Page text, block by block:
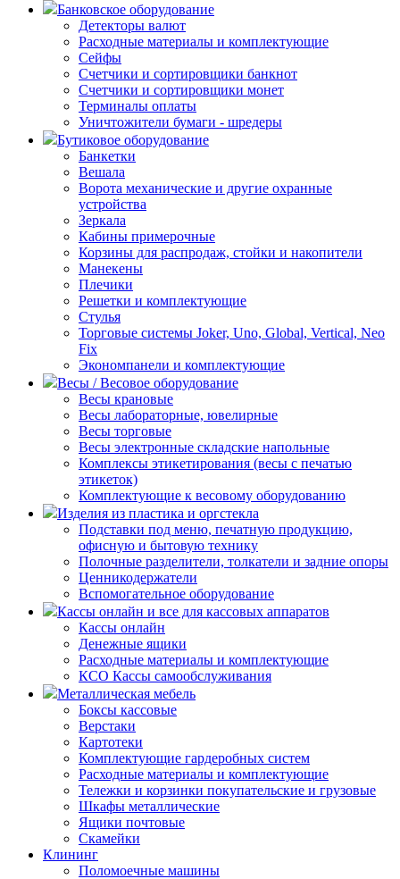
Банковское оборудование
Детекторы валют
Расходные материалы и комплектующие
Сейфы
Счетчики и сортировщики банкнот
Счетчики и сортировщики монет
Терминалы оплаты
Уничтожители бумаги - шредеры
Бутиковое оборудование
Банкетки
Вешала
Ворота механические и другие охранные
устройства
Зеркала
Кабины примерочные
Корзины для распродаж, стойки и накопители
Манекены
Плечики
Решетки и комплектующие
Стулья
Торговые системы Joker, Uno, Global, Vertical, Neo
Fix
Экономпанели и комплектующие
Весы / Весовое оборудование
Весы крановые
Весы лабораторные, ювелирные
Весы торговые
Весы электронные складские напольные
Комплексы этикетирования (весы с печатью
этикеток)
Комплектующие к весовому оборудованию
Изделия из пластика и оргстекла
Подставки под меню, печатную продукцию,
офисную и бытовую технику
Полочные разделители, толкатели и задние опоры
Ценникодержатели
Вспомогательное оборудование
Кассы онлайн и все для кассовых аппаратов
Кассы онлайн
Денежные ящики
Расходные материалы и комплектующие
КСО Кассы самообслуживания
Металлическая мебель
Боксы кассовые
Верстаки
Картотеки
Комплектующие гардеробных систем
Расходные материалы и комплектующие
Тележки и корзинки покупательские и грузовые
Шкафы металлические
Ящики почтовые
Скамейки
Клининг
Поломоечные машины